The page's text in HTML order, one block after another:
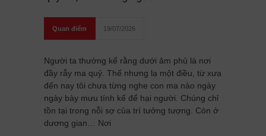
Quan điểm 19/07/2026
Người ta thường kể rằng dưới âm phủ là nơi
đầy rẫy ma quỷ. Thế nhưng lạ một điều, từ xưa
đến nay tôi chưa từng nghe con ma nào ngày
ngày bày mưu tính kế để hại người. Chúng chỉ
tồn tại trong nỗi sợ của trí tưởng tượng. Còn ở
dương gian… Nơi